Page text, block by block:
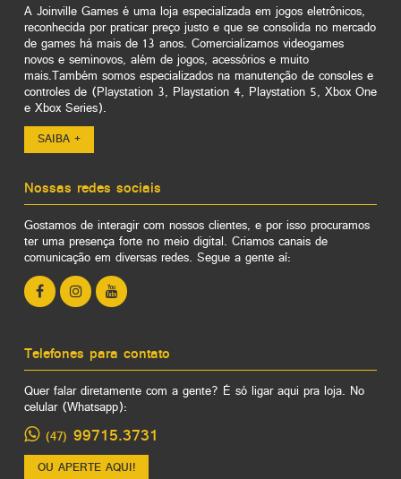
A Joinville Games é uma loja especializada em jogos eletrônicos,
reconhecida por praticar preço justo e que se consolida no mercado
de games há mais de 13 anos. Comercializamos videogames
novos e seminovos, além de jogos, acessórios e muito
mais.Também somos especializados na manutenção de consoles e
controles de (Playstation 3, Playstation 4, Playstation 5, Xbox One
e Xbox Series).
SAIBA +
Nossas redes sociais
Gostamos de interagir com nossos clientes, e por isso procuramos
ter uma presença forte no meio digital. Criamos canais de
comunicação em diversas redes. Segue a gente aí:
Telefones para contato
Quer falar diretamente com a gente? É só ligar aqui pra loja. No
celular (Whatsapp):
(47) 99715.3731
OU APERTE AQUI!